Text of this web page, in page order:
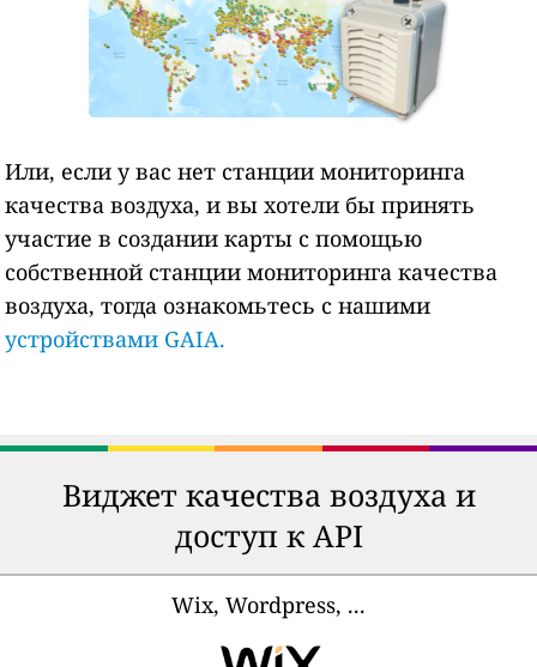
Или, если у вас нет станции мониторинга
качества воздуха, и вы хотели бы принять
участие в создании карты с помощью
собственной станции мониторинга качества
воздуха, тогда ознакомьтесь с нашими
устройствами GAIA.
Виджет качества воздуха и
доступ к API
Wix, Wordpress, ...